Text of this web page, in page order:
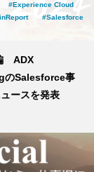
Experience Cloud
Salesforce
ADX
Salesforce事
ースを発表